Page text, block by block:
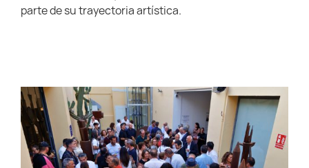
parte de su trayectoria artística.